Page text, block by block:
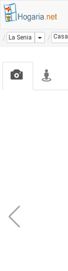
La Senia Dropdown